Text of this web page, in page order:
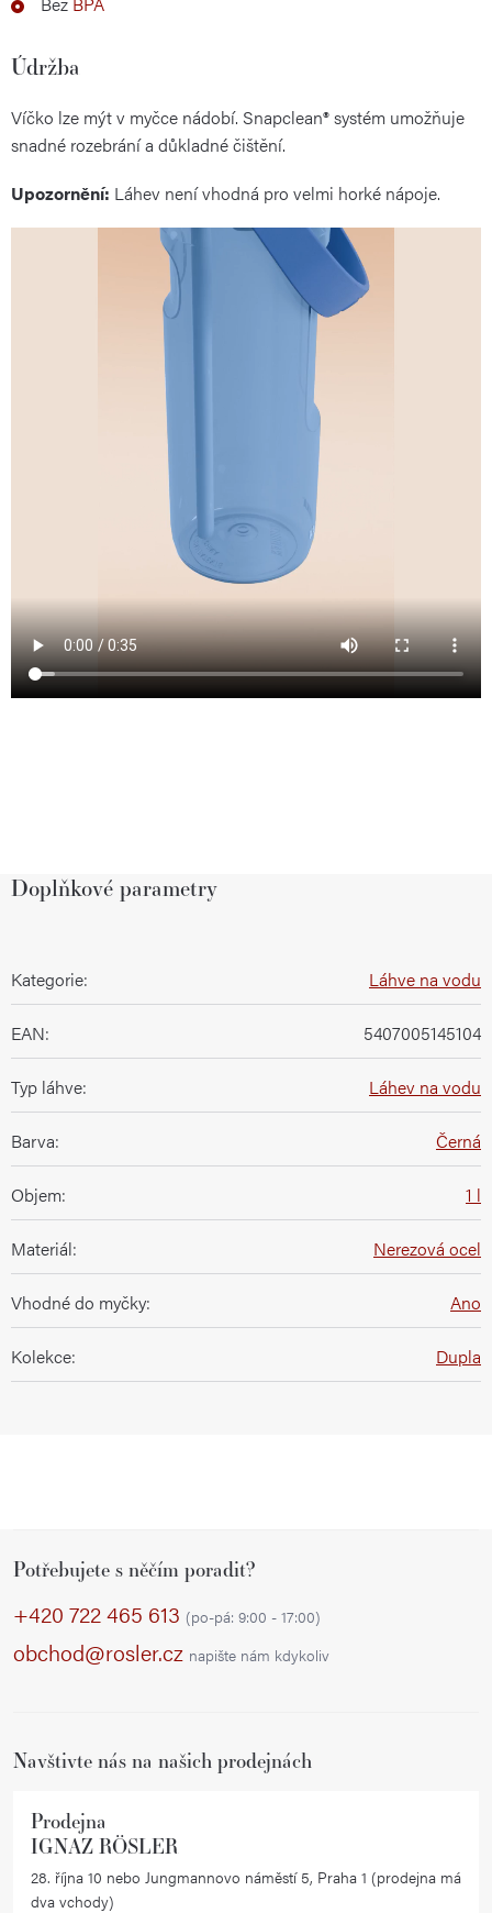
Údržba
Víčko lze mýt v myčce nádobí. Snapclean® systém umožňuje
snadné rozebrání a důkladné čištění.
Upozornění: Láhev není vhodná pro velmi horké nápoje.
Doplňkové parametry
Kategorie: Láhve na vodu
EAN: 5407005145104
Typ láhve: Láhev na vodu
Barva: Černá
Objem: 1 l
Materiál: Nerezová ocel
Vhodné do myčky: Ano
Kolekce: Dupla
Potřebujete s něčím poradit?
+420 722 465 613 (po-pá: 9:00 - 17:00)
obchod@rosler.cz napište nám kdykoliv
Navštivte nás na našich prodejnách
Prodejna
IGNAZ RÖSLER
28. října 10 nebo Jungmannovo náměstí 5, Praha 1 (prodejna má
dva vchody)